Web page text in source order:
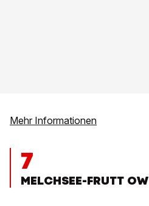
Mehr Informationen
7
MELCHSEE-FRUTT OW